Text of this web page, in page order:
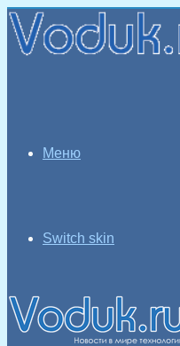
Меню
Switch skin